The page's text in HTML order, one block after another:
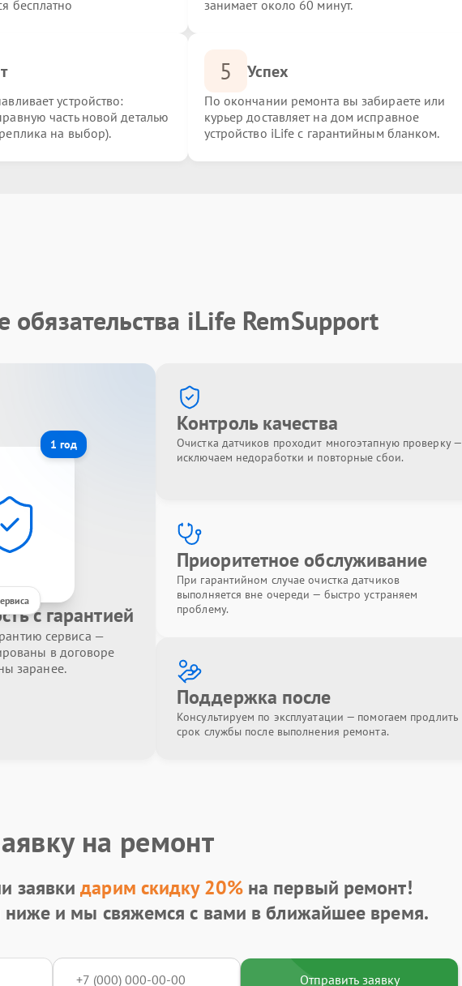
бесплатно
занимает около 60 минут.
устройство:
часть новой деталью
на выбор).
5 Успех
По окончании ремонта вы забираете или
курьер доставляет на дом исправное
устройство iLife с гарантийным бланком.
обязательства iLife RemSupport
1 год
с гарантией
сервиса —
в договоре
заранее.
Контроль качества
Очистка датчиков проходит многоэтапную проверку —
исключаем недоработки и повторные сбои.
Приоритетное обслуживание
При гарантийном случае очистка датчиков
выполняется вне очереди — быстро устраняем
проблему.
Поддержка после
Консультируем по эксплуатации — помогаем продлить
срок службы после выполнения ремонта.
на ремонт
заявкидарим скидку 20%на первый ремонт!
ниже и мы свяжемся с вами в ближайшее время.
Отправить заявку